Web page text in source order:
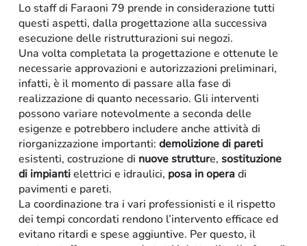
Lo staff di Faraoni 79 prende in considerazione tutti
questi aspetti, dalla progettazione alla successiva
esecuzione delle ristrutturazioni sui negozi.
Una volta completata la progettazione e ottenute le
necessarie approvazioni e autorizzazioni preliminari,
infatti, è il momento di passare alla fase di
realizzazione di quanto necessario. Gli interventi
possono variare notevolmente a seconda delle
esigenze e potrebbero includere anche attività di
riorganizzazione importanti: demolizione di pareti
esistenti, costruzione di nuove strutture, sostituzione
di impiantielettrici e idraulici, posa in opera di
pavimenti e pareti.
La coordinazione tra i vari professionisti e il rispetto
dei tempi concordati rendono l’intervento efficace ed
evitano ritardi e spese aggiuntive. Per questo, il